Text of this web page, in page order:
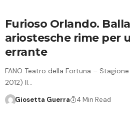
Furioso Orlando.
ariostesche rime per
errante
FANO Teatro della Fortuna –
2012) Il…
Giosetta Guerra 4 Min Read